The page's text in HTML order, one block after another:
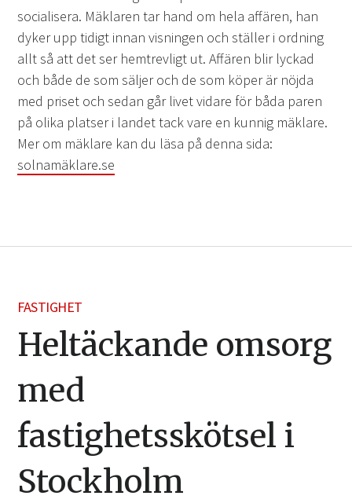
socialisera. Mäklaren tar hand om hela affären, han
dyker upp tidigt innan visningen och ställer i ordning
allt så att det ser hemtrevligt ut. Affären blir lyckad
och både de som säljer och de som köper är nöjda
med priset och sedan går livet vidare för båda paren
på olika platser i landet tack vare en kunnig mäklare.
Mer om mäklare kan du läsa på denna sida:
solnamäklare.se
FASTIGHET
Heltäckande omsorg
med
fastighetsskötsel i
Stockholm